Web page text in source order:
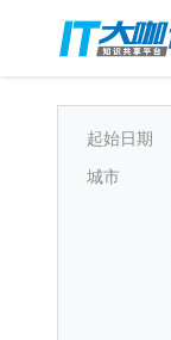
起始日期
城市